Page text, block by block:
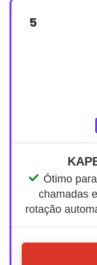
5
Ótimo
chamadas
rotação